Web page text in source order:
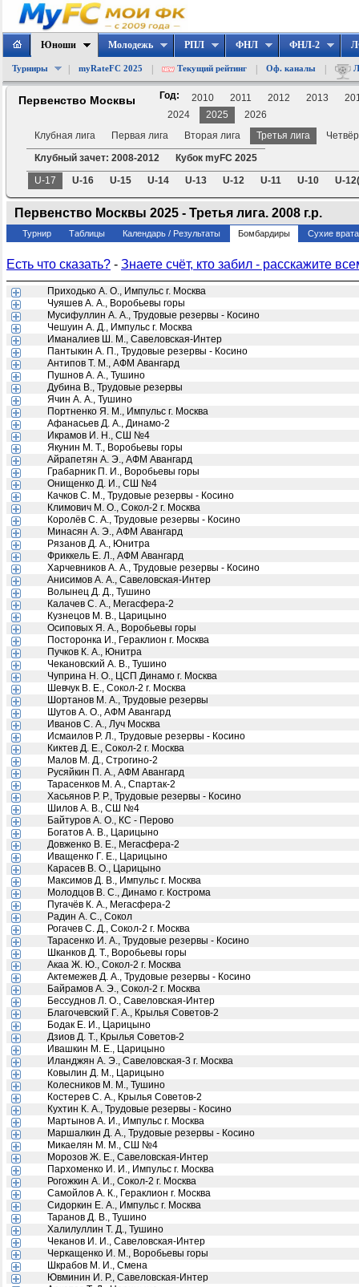
Юноши
Турниры myRateFC 2025 Текущий рейтинг Оф. каналы
Молодежь РПЛ ФНЛ ФНЛ-2
Первенство Москвы Год: 2010 2011 2012 2013
2024
2025
2026
Клубная лига
Первая лига Вторая лига Третья лига
Клубный зачет: 2008-2012
Кубок myFC 2025
U-17
U-16 U-15 U-14 U-13 U-12 U-11 U-10 U-
Первенство Москвы 2025 - Третья лига. 2008 г.р.
Турнир Таблицы Календарь / Результаты Бомбардиры Сухие
Есть что сказать? - Знаете счёт, кто забил - расскажите
Приходько А. О., Импульс г. Москва
Чуяшев А. А., Воробьевы горы
Мусифуллин А. А., Трудовые резервы - Косино
Чешуин А. Д., Импульс г. Москва
Иманалиев Ш. М., Савеловская-Интер
Пантыкин А. П., Трудовые резервы - Косино
Антипов Т. М., АФМ Авангард
Пушнов А. А., Тушино
Дубина В., Трудовые резервы
Ячин А. А., Тушино
Портненко Я. М., Импульс г. Москва
Афанасьев Д. А., Динамо-2
Икрамов И. Н., СШ №4
Якунин М. Т., Воробьевы горы
Айрапетян А. Э., АФМ Авангард
Грабарник П. И., Воробьевы горы
Онищенко Д. И., СШ №4
Качков С. М., Трудовые резервы - Косино
Климович М. О., Сокол-2 г. Москва
Королёв С. А., Трудовые резервы - Косино
Минасян А. Э., АФМ Авангард
Рязанов Д. А., Юнитра
Фриккель Е. Л., АФМ Авангард
Харчевников А. А., Трудовые резервы - Косино
Анисимов А. А., Савеловская-Интер
Волынец Д. Д., Тушино
Калачев С. А., Мегасфера-2
Кузнецов М. В., Царицыно
Осиповых Я. А., Воробьевы горы
Посторонка И., Гераклион г. Москва
Пучков К. А., Юнитра
Чекановский А. В., Тушино
Чуприна Н. О., ЦСП Динамо г. Москва
Шевчук В. Е., Сокол-2 г. Москва
Шортанов М. А., Трудовые резервы
Шутов А. О., АФМ Авангард
Иванов С. А., Луч Москва
Исмаилов Р. Л., Трудовые резервы - Косино
Киктев Д. Е., Сокол-2 г. Москва
Малов М. Д., Строгино-2
Русяйкин П. А., АФМ Авангард
Тарасенков М. А., Спартак-2
Хасьянов Р. Р., Трудовые резервы - Косино
Шилов А. В., СШ №4
Байтуров А. О., КС - Перово
Богатов А. В., Царицыно
Довженко В. Е., Мегасфера-2
Иващенко Г. Е., Царицыно
Карасев В. О., Царицыно
Максимов Д. В., Импульс г. Москва
Молодцов В. С., Динамо г. Кострома
Пугачёв К. А., Мегасфера-2
Радин А. С., Сокол
Рогачев С. Д., Сокол-2 г. Москва
Тарасенко И. А., Трудовые резервы - Косино
Шканков Д. Т., Воробьевы горы
Акаа Ж. Ю., Сокол-2 г. Москва
Актемежев Д. А., Трудовые резервы - Косино
Байрамов А. Э., Сокол-2 г. Москва
Бессуднов Л. О., Савеловская-Интер
Благочевский Г. А., Крылья Советов-2
Бодак Е. И., Царицыно
Дзиов Д. Т., Крылья Советов-2
Ивашкин М. Е., Царицыно
Иланджян А. Э., Савеловская-3 г. Москва
Ковылин Д. М., Царицыно
Колесников М. М., Тушино
Костерев С. А., Крылья Советов-2
Кухтин К. А., Трудовые резервы - Косино
Мартынов А. И., Импульс г. Москва
Маршалкин Д. А., Трудовые резервы - Косино
Микаелян М. М., СШ №4
Морозов Ж. Е., Савеловская-Интер
Пархоменко И. И., Импульс г. Москва
Рогожкин А. И., Сокол-2 г. Москва
Самойлов А. К., Гераклион г. Москва
Сидоркин Е. А., Импульс г. Москва
Таранов Д. В., Тушино
Халилуллин Т. Д., Тушино
Чеканов И. И., Савеловская-Интер
Черкащенко И. М., Воробьевы горы
Шкрабов М. И., Смена
Ювминин И. Р., Савеловская-Интер